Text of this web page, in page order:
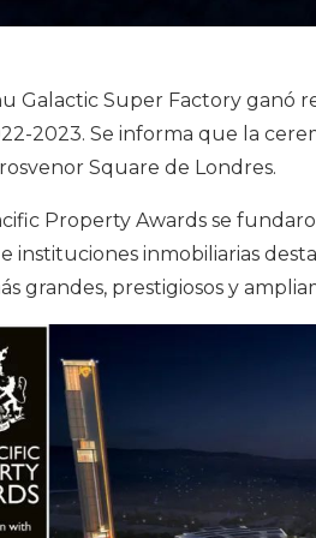
Galactic Super Factory ganó
2023. Se informa que la
Square de Londres.
Property Awards se
instituciones inmobiliarias
grandes, prestigiosos y